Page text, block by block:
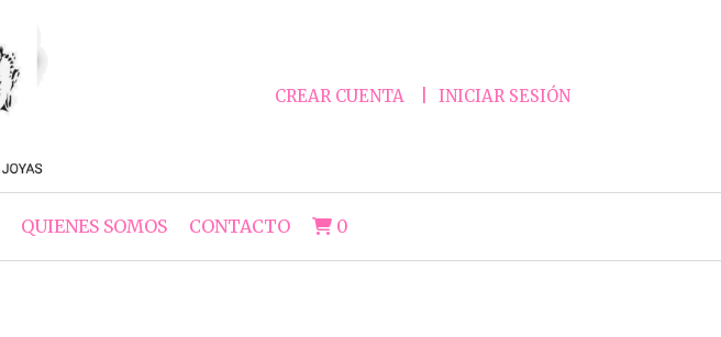
CREAR CUENTA INICIAR SESIÓN
QUIENES SOMOS CONTACTO 0